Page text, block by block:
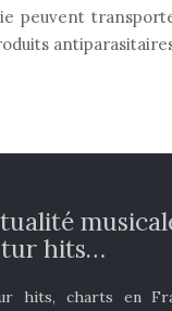
peuvent
hits…
hits, charts en